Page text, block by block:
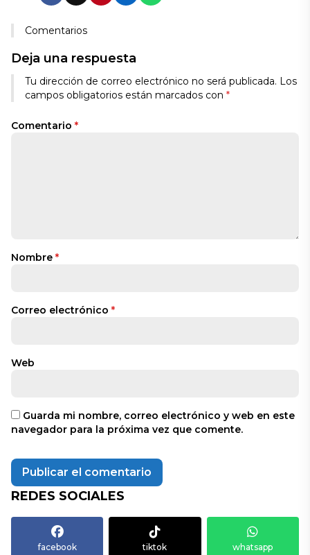
Comentarios
Deja una respuesta
Tu dirección de correo electrónico no será publicada. Los
campos obligatorios están marcados con *
Comentario *
Nombre *
Correo electrónico *
Web
Guarda mi nombre, correo electrónico y web en este
navegador para la próxima vez que comente.
REDES SOCIALES
facebook tiktok whatsapp